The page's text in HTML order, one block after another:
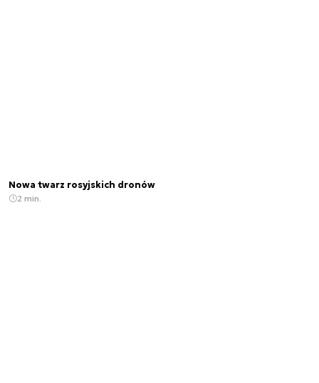
Nowa twarz rosyjskich dronów
2 min.